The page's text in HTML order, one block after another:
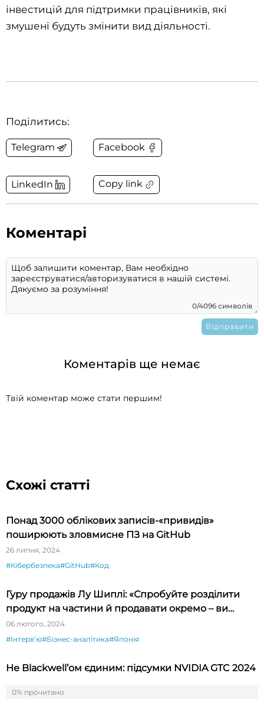
інвестицій для підтримки працівників, які
змушені будуть змінити вид діяльності.
Поділитись:
Telegram Facebook
LinkedIn Copy link
Коментарі
0/4096 символів
Коментарів ще немає
Твій коментар може стати першим!
Схожі статті
Понад 3000 облікових записів-«привидів»
поширюють зловмисне ПЗ на GitHub
26 липня, 2024
#Кібербезпека#GitHub#Код
Гуру продажів Лу Шиплі: «Спробуйте розділити
продукт на частини й продавати окремо – ви
будете вражені»
06 лютого, 2024
#Інтервʼю#Бізнес-аналітика#Японія
Не Blackwell’ом єдиним: підсумки NVIDIA GTC 2024
#NVIDIA
0% прочитано
0%